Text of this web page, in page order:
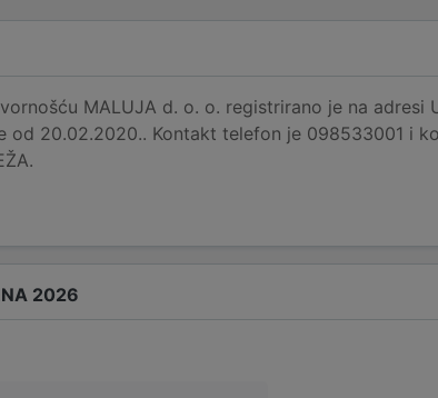
MALUJA d. o. o. registrirano je na
od 20.02.2020.. Kontakt telefon je 098533001 i
2026